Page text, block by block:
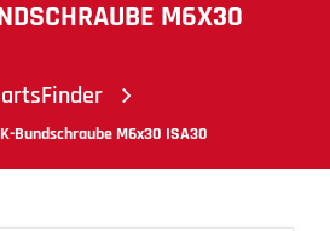
M6X30
Bundschraube M6x30 ISA30